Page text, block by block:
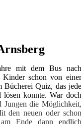
mit dem Bus nach
Kinder schon von einer
Bücherei Quiz, das jede
lösen konnte. War doch
Jungen die Möglichkeit,
den neuen oder schon
am Ende dann endlich